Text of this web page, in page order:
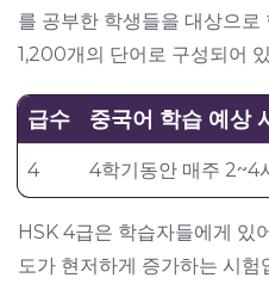
를 공부한 학생들을 대상으로
1,200개의 단어로 구성되어
급수 중국어 학습 예상
4 4학기동안 매주 2~4
HSK 4급은 학습자들에게 있
도가 현저하게 증가하는 시